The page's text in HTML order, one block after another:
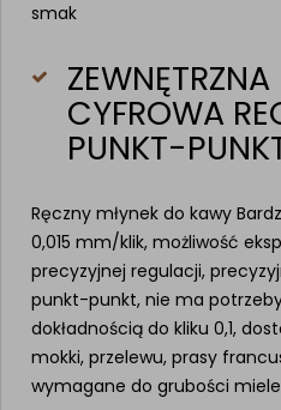
smak
CYFROWA
PUNKT-
Ręczny młynek do kawy
0,015 mm/klik, możliwość
precyzyjnej regulacji,
punkt-punkt, nie ma
dokładnością do kliku 0,1,
mokki, przelewu, prasy
wymagane do grubości